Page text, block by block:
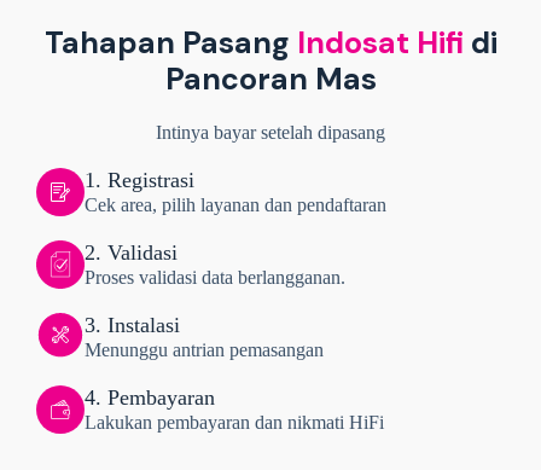
Tahapan Pasang Indosat Hifi di
Pancoran Mas
Intinya bayar setelah dipasang
1. Registrasi
Cek area, pilih layanan dan pendaftaran
2. Validasi
Proses validasi data berlangganan.
3. Instalasi
Menunggu antrian pemasangan
4. Pembayaran
Lakukan pembayaran dan nikmati HiFi